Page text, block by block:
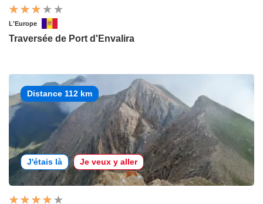
L'Europe
Traversée de Port d'Envalira
Distance 112 km
J'étais là Je veux y aller